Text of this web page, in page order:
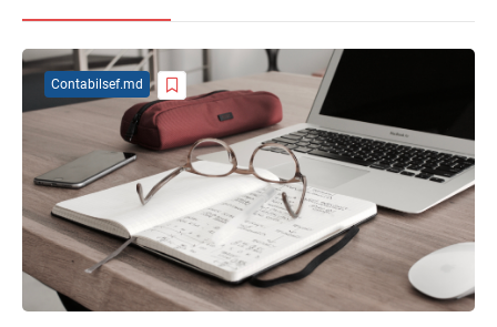
SFS a anunțat programul de seminare
pentru luna august 2026
03.08.2026
Garanția financiară pentru refacerea
mediului la exploatarea resurselor
minerale
04.08.2026
Contabilsef.md